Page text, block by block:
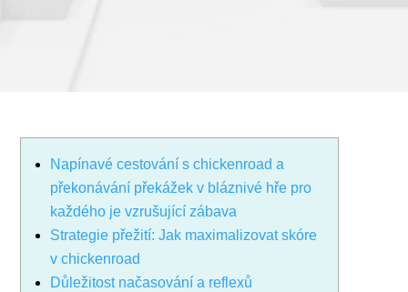
Napínavé cestování s chickenroad a
překonávání překážek v bláznivé hře pro
každého je vzrušující zábava
Strategie přežití: Jak maximalizovat skóre
v chickenroad
Důležitost načasování a reflexů